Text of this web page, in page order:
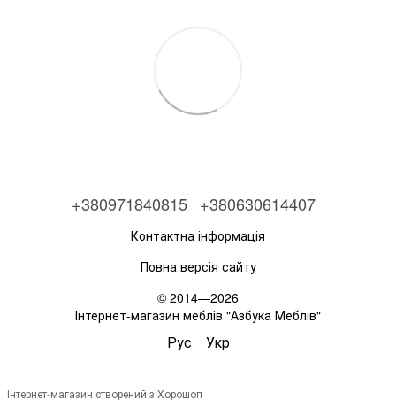
+380971840815 +380630614407
Контактна інформація
Повна версія сайту
© 2014—2026
Інтернет-магазин меблів "Азбука Меблів"
Рус Укр
Інтернет-магазин створений з Хорошоп